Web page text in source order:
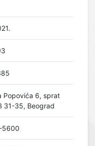
Popovića 6, sprat
31-35, Beograd
5600